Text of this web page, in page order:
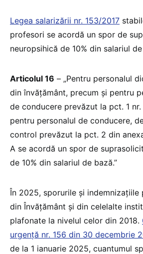
Legea salarizării nr. 153/2017
profesori se acordă un spor de
neuropsihică de 10% din salariul
Articolul 16 – „Pentru personalul
din învățământ, precum și pentru
de conducere prevăzut la pct. 1
pentru personalul de conducere,
control prevăzut la pct. 2 din
A se acordă un spor de
de 10% din salariul de bază.”
În 2025, sporurile și indemnizațiile
din Învățământ și din celelalte
plafonate la nivelul celor din 2018.
urgență nr. 156 din 30 decembrie
de la 1 ianuarie 2025, cuantumul